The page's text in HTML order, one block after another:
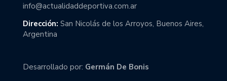
info@actualidaddeportiva.com.ar
Dirección: San Nicolás de los Arroyos, Buenos Aires,
Argentina
Desarrollado por: Germán De Bonis